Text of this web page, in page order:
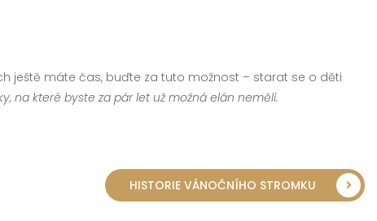
ještě máte čas, buďte za tuto možnost – starat se o děti
na které byste za pár let už možná elán neměli.
HISTORIE VÁNOČNÍHO STROMKU